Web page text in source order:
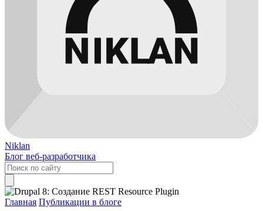
Niklan
Блог веб-разработчика
Главная Публикации в блоге